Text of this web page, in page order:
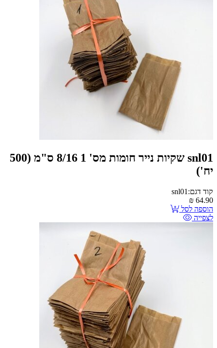
snl01 שקיות נייר חומות מס' 1 8/16 ס"מ (500
יח')
קוד דגם:snl01
64.90
₪
הוספה לסל
לצפייה